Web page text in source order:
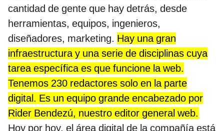
cantidad de gente que hay detrás, desde
herramientas, equipos, ingenieros,
diseñadores, marketing. Hay una gran
infraestructura y una serie de disciplinas cuya
tarea específica es que funcione la web.
Tenemos 230 redactores solo en la parte
digital. Es un equipo grande encabezado por
Rider Bendezú, nuestro editor general web.
Hoy por hoy, el área digital de la compañía está